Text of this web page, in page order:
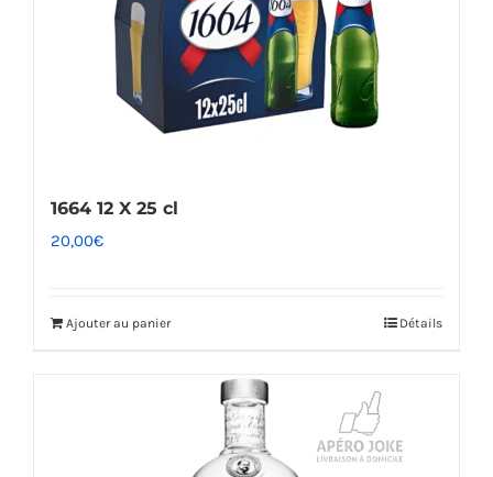
1664 12 X 25 cl
20,00€
Ajouter au panier Détails